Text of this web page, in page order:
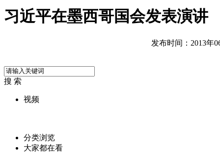
习近平在墨西哥国会发表演讲
发布时间：2013年
搜 索
视频
分类浏览
大家都在看